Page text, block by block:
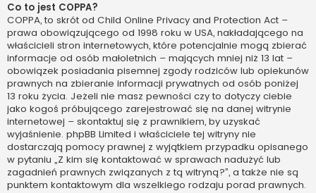
Co to jest COPPA?
COPPA, to skrót od Child Online Privacy and Protection Act –
prawa obowiązującego od 1998 roku w USA, nakładającego na
właścicieli stron internetowych, które potencjalnie mogą zbierać
informacje od osób małoletnich – mających mniej niż 13 lat –
obowiązek posiadania pisemnej zgody rodziców lub opiekunów
prawnych na zbieranie informacji prywatnych od osób poniżej
13 roku życia. Jeżeli nie masz pewności czy to dotyczy ciebie
jako kogoś próbującego zarejestrować się na danej witrynie
internetowej – skontaktuj się z prawnikiem, by uzyskać
wyjaśnienie. phpBB Limited i właściciele tej witryny nie
dostarczają pomocy prawnej z wyjątkiem przypadku opisanego
w pytaniu „Z kim się kontaktować w sprawach nadużyć lub
zagadnień prawnych związanych z tą witryną?”, a także nie są
punktem kontaktowym dla wszelkiego rodzaju porad prawnych.